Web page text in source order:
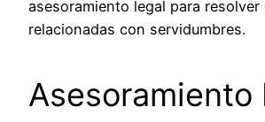
asesoramiento legal para resolver
relacionadas con servidumbres.
Asesoramiento